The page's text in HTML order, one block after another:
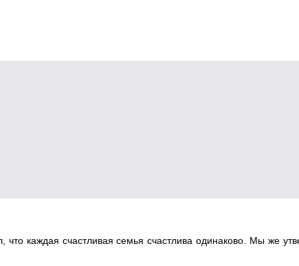
что каждая счастливая семья счастлива одинаково. Мы же